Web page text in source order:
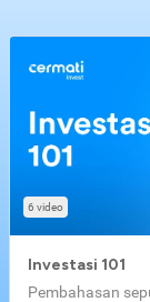
6 video
Investasi 101
Pembahasan